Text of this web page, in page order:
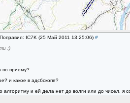
IC7K (25 Май 2011 13:25:06) #
:)
по приему?
и какое в адсбскопе?
алгоритму и ей дела нет до волги или до чисел, я